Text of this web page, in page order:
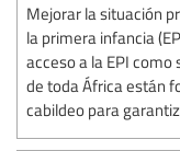
Mejorar la situación
la primera infancia
acceso a la EPI como
de toda África están
cabildeo para